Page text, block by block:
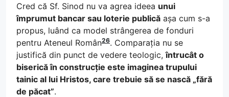
Cred că Sf. Sinod nu va agrea ideea unui
împrumut bancar sau loterie publică așa cum s-a
propus, luând ca model strângerea de fonduri
pentru Ateneul Român26. Comparația nu se
justifică din punct de vedere teologic,întrucât o
biserică în construcție este imaginea trupului
tainic al lui Hristos, care trebuie să se nască „fără
de păcat”.